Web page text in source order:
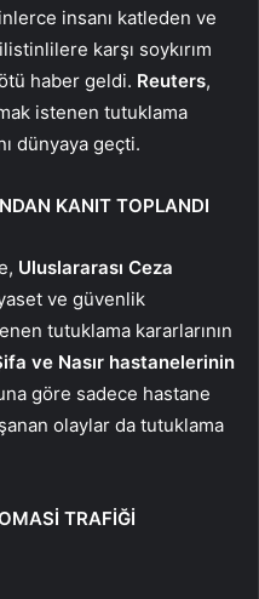
insanı katleden ve
karşı soykırım
haber geldi. Reuters,
istenen tutuklama
dünyaya geçti.
KANIT TOPLANDI
Uluslararası Ceza
ve güvenlik
tutuklama kararlarının
ve Nasır hastanelerinin
göre sadece hastane
olaylar da tutuklama
TRAFİĞİ